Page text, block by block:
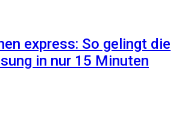
express: So gelingt die
in nur 15 Minuten